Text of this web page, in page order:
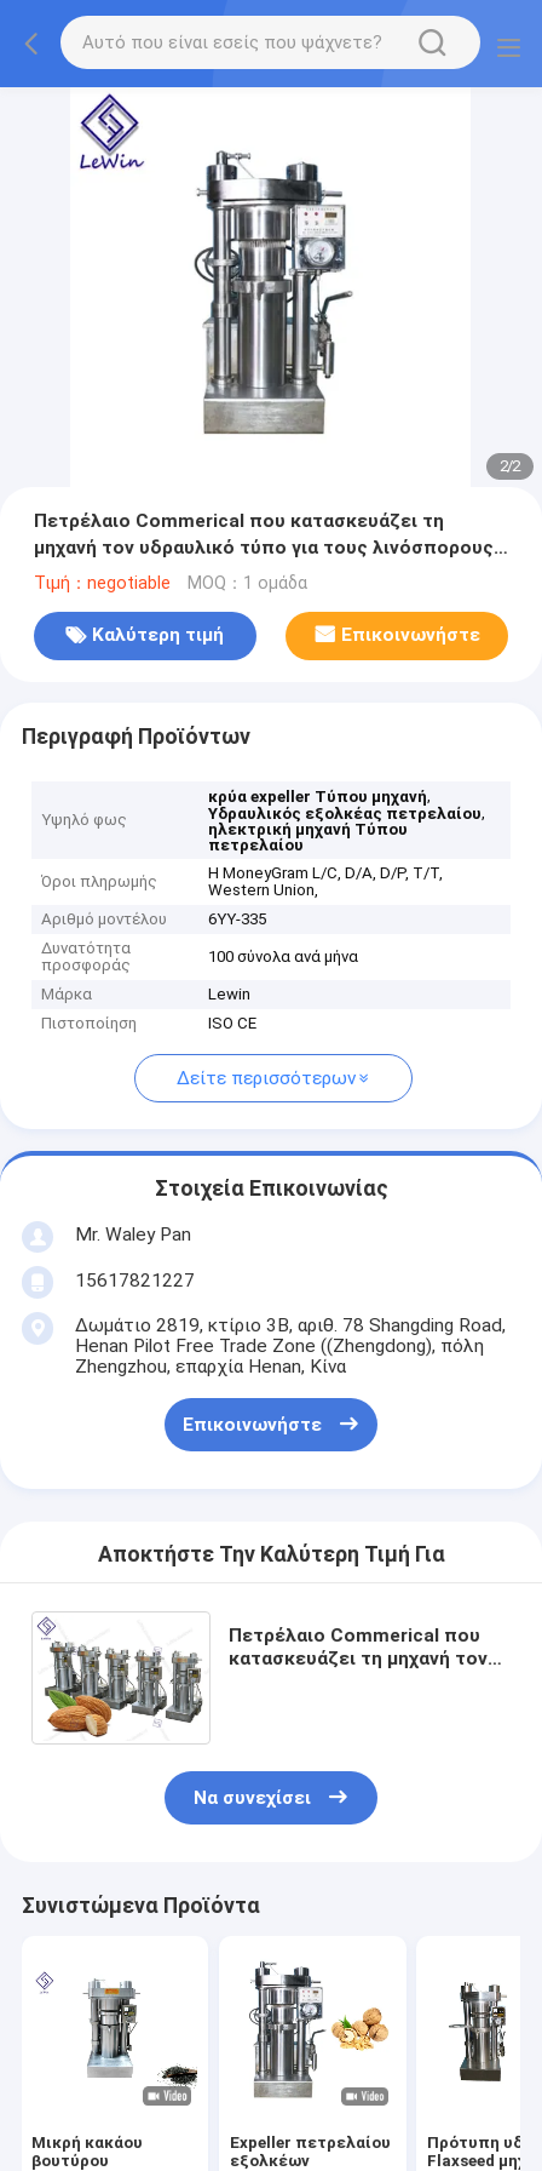
2/2
Πετρέλαιο Commerical που κατασκευάζει τη
μηχανή τον υδραυλικό τύπο για τους λινόσπορους
20 ικανότητα κλ/batch
Τιμή：negotiable MOQ：1 ομάδα
Καλύτερη τιμή Επικοινωνήστε
Περιγραφή Προϊόντων
Υψηλό φως
κρύα expeller Τύπου μηχανή,
Υδραυλικός εξολκέας πετρελαίου,
ηλεκτρική μηχανή Τύπου
πετρελαίου
Όροι πληρωμής
Η MoneyGram L/C, D/A, D/P, T/T,
Western Union,
Αριθμό μοντέλου
6YY-335
Δυνατότητα
προσφοράς
100 σύνολα ανά μήνα
Μάρκα
Lewin
Πιστοποίηση
ISO CE
Δείτε περισσότερων
Στοιχεία Επικοινωνίας
Mr. Waley Pan
15617821227
Δωμάτιο 2819, κτίριο 3Β, αριθ. 78 Shangding Road,
Henan Pilot Free Trade Zone ((Zhengdong), πόλη
Zhengzhou, επαρχία Henan, Κίνα
Επικοινωνήστε
Αποκτήστε Την Καλύτερη Τιμή Για
Πετρέλαιο Commerical που
κατασκευάζει τη μηχανή τον
Να συνεχίσει
Συνιστώμενα Προϊόντα
Μικρή κακάου
βουτύρου
Expeller πετρελαίου
εξολκέων
Πρότυπη
Flaxseed